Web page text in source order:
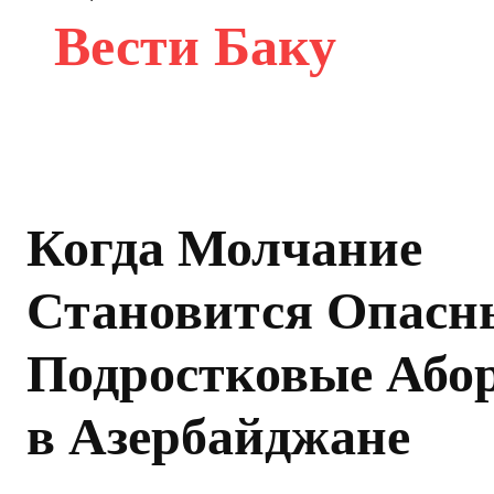
Вести Баку
Когда Молчание
Становится
Подростковые
в Азербайджане